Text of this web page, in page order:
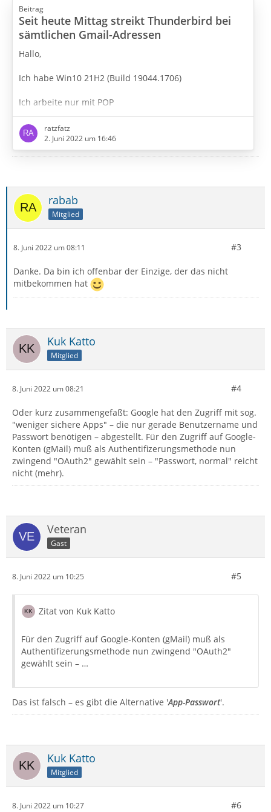
Beitrag
Seit heute Mittag streikt Thunderbird bei
sämtlichen Gmail-Adressen
Hallo,
Ich habe Win10 21H2 (Build 19044.1706)
Ich arbeite nur mit POP
Es geht ausschließlich um eigene Gmail-Adressen. Alle!
Antivir: ESET
Router: Fritzbox (ca. 1 Jahr alt)
Heute Nachmittag wurde ich beim Öffnen von
Gmail-Accounts gefragt. Wenn ich sie eingebe, werden
neu verlangt.
Ich kenne das von meinem Laptop im Urlaub. Da muss
ratzfatz
2. Juni 2022 um 16:46
rabab
Mitglied
8. Juni 2022 um 08:11 #3
Danke. Da bin ich offenbar der Einzige, der das nicht
mitbekommen hat
Kuk Katto
Mitglied
8. Juni 2022 um 08:21 #4
Oder kurz zusammengefaßt: Google hat den Zugriff mit sog.
"weniger sichere Apps" – die nur gerade Benutzername und
Passwort benötigen – abgestellt. Für den Zugriff auf Google-
Konten (gMail) muß als Authentifizerungsmethode nun
zwingend "OAuth2" gewählt sein – "Passwort, normal" reicht
nicht (mehr).
Veteran
Gast
8. Juni 2022 um 10:25 #5
Zitat von Kuk Katto
Für den Zugriff auf Google-Konten (gMail) muß als
Authentifizerungsmethode nun zwingend "OAuth2"
gewählt sein – …
Das ist falsch – es gibt die Alternative 'App-Passwort'.
Kuk Katto
Mitglied
8. Juni 2022 um 10:27 #6